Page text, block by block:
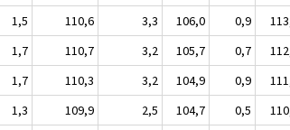
1,5 110,6 3,3 106,0 0,9
1,7 110,7 3,2 105,7 0,7
1,7 110,3 3,2 104,9 0,9
1,3 109,9 2,5 104,7 0,5